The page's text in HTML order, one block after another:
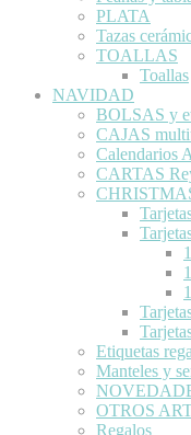
PLATA
Tazas
TOALLAS
Toallas
NAVIDAD
BOLSAS y
CAJAS
Calendarios
CARTAS
Etiquetas
Manteles y
OTROS
Regalos